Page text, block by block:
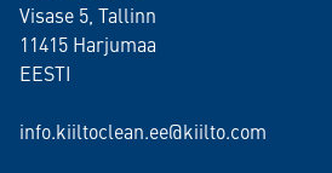
Visase 5, Tallinn
11415 Harjumaa
EESTI
info.kiiltoclean.ee@kiilto.com